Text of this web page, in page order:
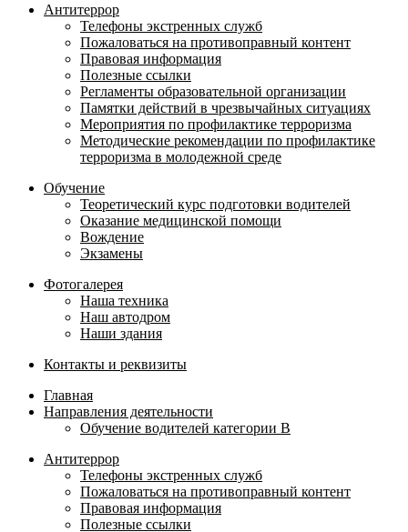
Антитеррор
Телефоны экстренных служб
Пожаловаться на противоправный контент
Правовая информация
Полезные ссылки
Регламенты образовательной организации
Памятки действий в чрезвычайных ситуациях
Мероприятия по профилактике терроризма
Методические рекомендации по профилактике
терроризма в молодежной среде
Обучение
Теоретический курс подготовки водителей
Оказание медицинской помощи
Вождение
Экзамены
Фотогалерея
Наша техника
Наш автодром
Наши здания
Контакты и реквизиты
Главная
Направления деятельности
Обучение водителей категории B
Антитеррор
Телефоны экстренных служб
Пожаловаться на противоправный контент
Правовая информация
Полезные ссылки